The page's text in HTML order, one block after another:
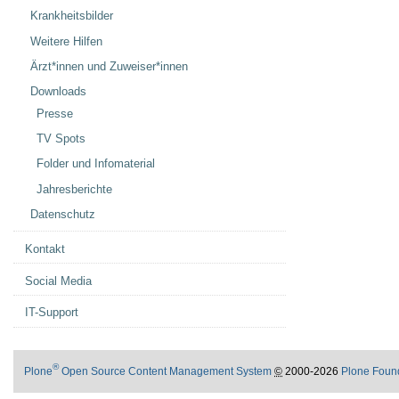
Krankheitsbilder
Weitere Hilfen
Ärzt*innen und Zuweiser*innen
Downloads
Presse
TV Spots
Folder und Infomaterial
Jahresberichte
Datenschutz
Kontakt
Social Media
IT-Support
Plone®Open Source Content Management System © 2000-2026 Plone